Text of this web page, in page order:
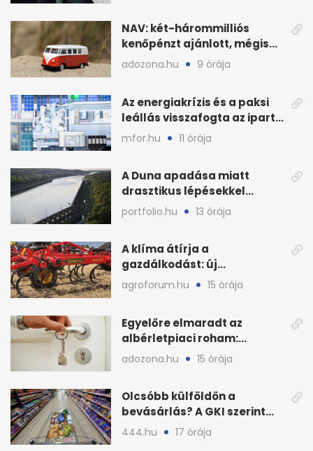
NAV: két-hárommilliós
kenőpénzt ajánlott, mégis
lefoglalták a hamis árut
adozona.hu 9 órája
Az energiakrízis és a paksi
leállás visszafogta az ipart,
nyáron kisebb a kár
mfor.hu 11 órája
A Duna apadása miatt
drasztikus lépésekkel
védenék a cernavodăi
atomerőművet
portfolio.hu 13 órája
A klíma átírja a
gazdálkodást: új
megoldásokat keres a
mezőgazdaság
agroforum.hu 15 órája
Egyelőre elmaradt az
albérletpiaci roham:
ennyibe kerülnek a kiadó
adozona.hu 15 órája
Olcsóbb külföldön a
bevásárlás? A GKI szerint
zárkózott a magyar árszint
444.hu 17 órája